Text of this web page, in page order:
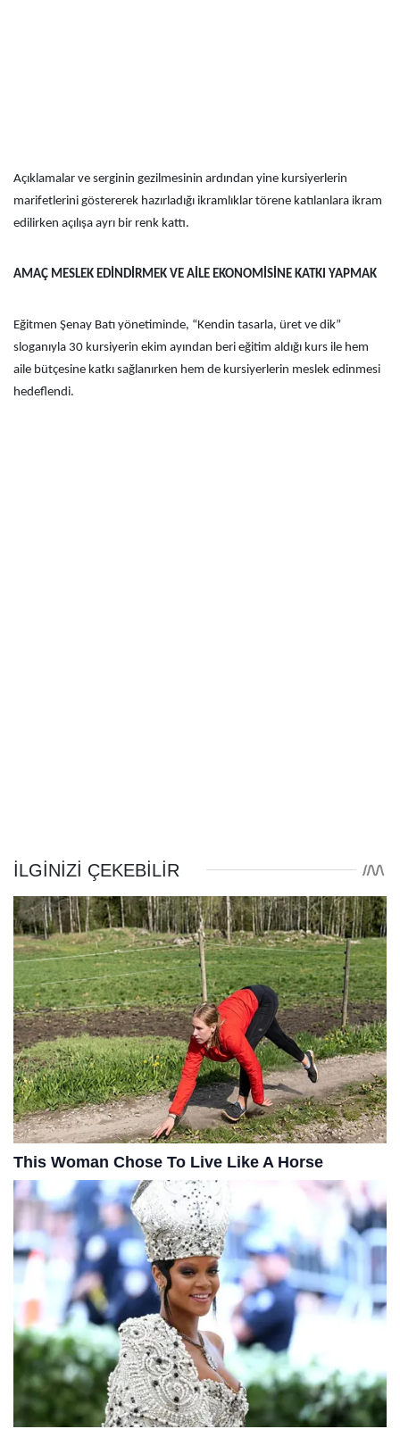
Açıklamalar ve serginin gezilmesinin ardından yine kursiyerlerin
marifetlerini göstererek hazırladığı ikramlıklar törene katılanlara ikram
edilirken açılışa ayrı bir renk kattı.
AMAÇ MESLEK EDİNDİRMEK VE AİLE EKONOMİSİNE KATKI YAPMAK
Eğitmen Şenay Batı yönetiminde, “Kendin tasarla, üret ve dik”
sloganıyla 30 kursiyerin ekim ayından beri eğitim aldığı kurs ile hem
aile bütçesine katkı sağlanırken hem de kursiyerlerin meslek edinmesi
hedeflendi.